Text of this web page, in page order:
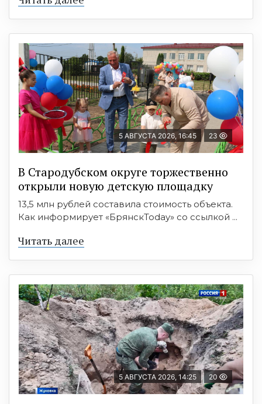
5 АВГУСТА 2026, 16:45 23
В Стародубском округе торжественно
открыли новую детскую площадку
13,5 млн рублей составила стоимость объекта.
Как информирует «БрянскToday» со ссылкой ...
Читать далее
5 АВГУСТА 2026, 14:25 20